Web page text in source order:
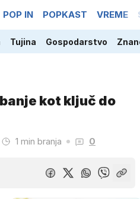
POP IN POPKAST VREME
Tujina Gospodarstvo
kot ključ do
1 min branja 0